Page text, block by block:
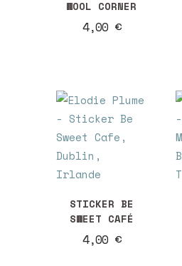
WOOL CORNER
4,00 €
STICKER BE
SWEET CAFÉ
4,00 €